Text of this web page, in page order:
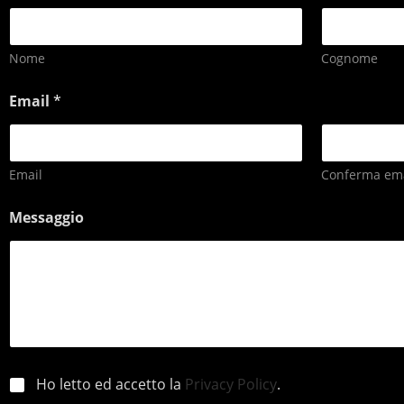
Nome Cognome
Email *
Email Conferma
Messaggio
p
Ho letto ed accetto la Privacy Policy.